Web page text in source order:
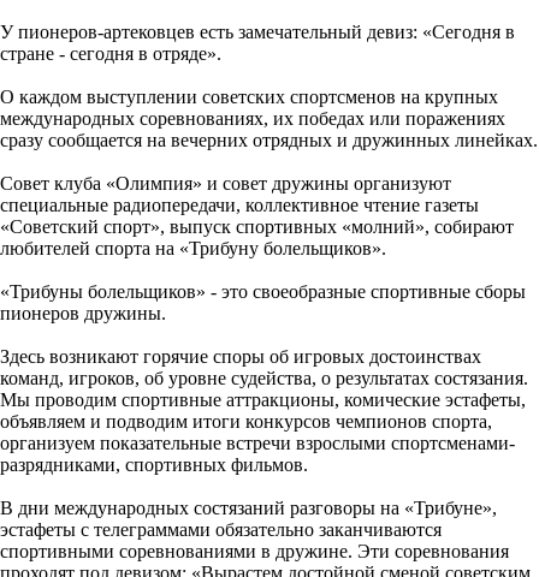
У пионеров-артековцев есть замечательный девиз: «Сегодня в
стране - сегодня в отряде».
О каждом выступлении советских спортсменов на крупных
международных соревнованиях, их победах или поражениях
сразу сообщается на вечерних отрядных и дружинных линейках.
Совет клуба «Олимпия» и совет дружины организуют
специальные радиопередачи, коллективное чтение газеты
«Советский спорт», выпуск спортивных «молний», собирают
любителей спорта на «Трибуну болельщиков».
«Трибуны болельщиков» - это своеобразные спортивные сборы
пионеров дружины.
Здесь возникают горячие споры об игровых достоинствах
команд, игроков, об уровне судейства, о результатах состязания.
Мы проводим спортивные аттракционы, комические эстафеты,
объявляем и подводим итоги конкурсов чемпионов спорта,
организуем показательные встречи взрослыми спортсменами-
разрядниками, спортивных фильмов.
В дни международных состязаний разговоры на «Трибуне»,
эстафеты с телеграммами обязательно заканчиваются
спортивными соревнованиями в дружине. Эти соревнования
проходят под девизом: «Вырастем достойной сменой советским